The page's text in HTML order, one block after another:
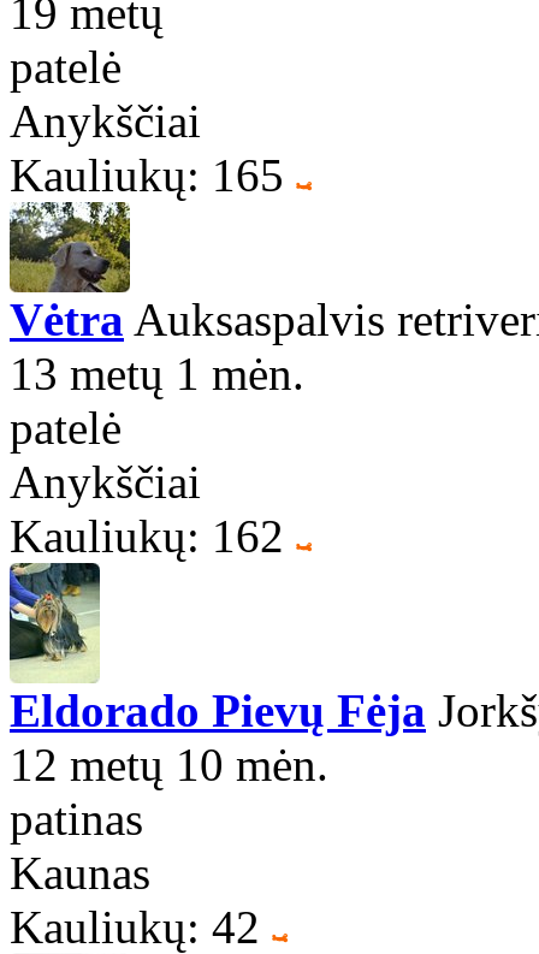
19 metų
patelė
Anykščiai
Kauliukų: 165
Vėtra Auksaspalvis
13 metų 1 mėn.
patelė
Anykščiai
Kauliukų: 162
Eldorado Pievų Fėja
12 metų 10 mėn.
patinas
Kaunas
Kauliukų: 42